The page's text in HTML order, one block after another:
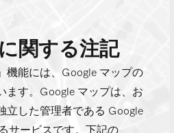
関する注記
機能には、Google マップの
ます。Google マップは、お
立した管理者である Google